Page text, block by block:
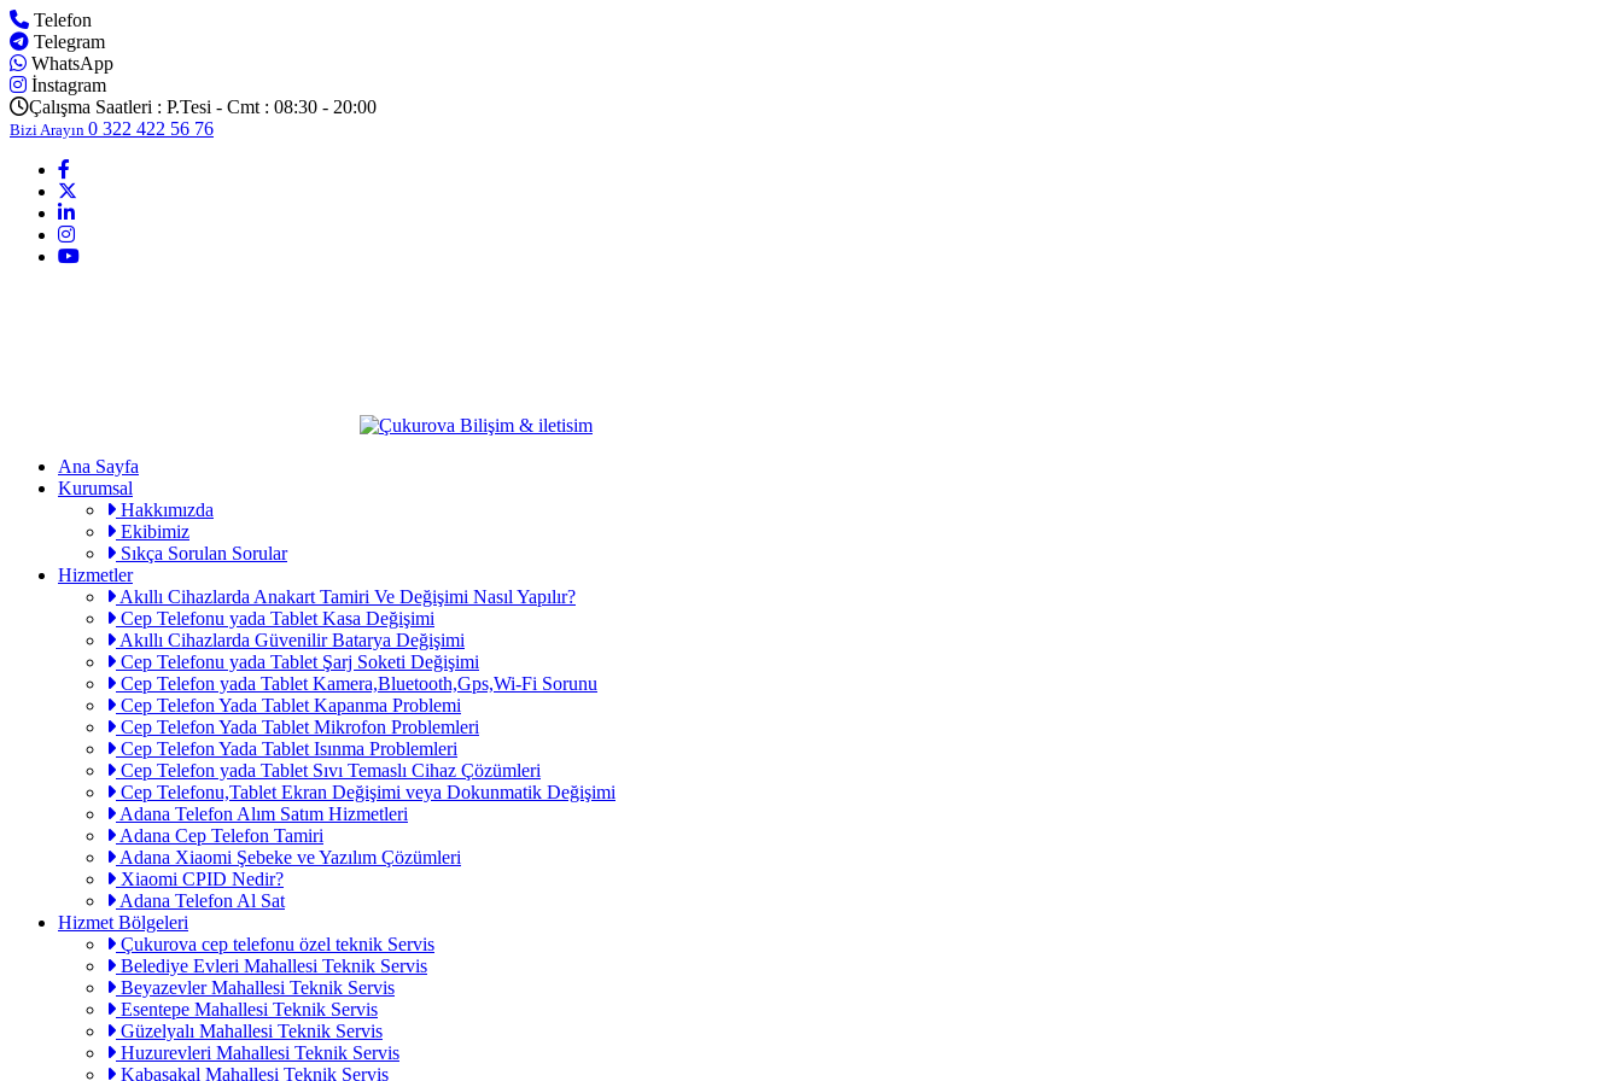
Telefon
Telegram
WhatsApp
İnstagram
Çalışma Saatleri : P.Tesi - Cmt : 08:30 - 20:00
Bizi Arayın 0 322 422 56 76
Ana Sayfa
Kurumsal
Hakkımızda
Ekibimiz
Sıkça Sorulan Sorular
Hizmetler
Akıllı Cihazlarda Anakart Tamiri Ve Değişimi Nasıl Yapılır?
Cep Telefonu yada Tablet Kasa Değişimi
Akıllı Cihazlarda Güvenilir Batarya Değişimi
Cep Telefonu yada Tablet Şarj Soketi Değişimi
Cep Telefon yada Tablet Kamera,Bluetooth,Gps,Wi-Fi Sorunu
Cep Telefon Yada Tablet Kapanma Problemi
Cep Telefon Yada Tablet Mikrofon Problemleri
Cep Telefon Yada Tablet Isınma Problemleri
Cep Telefon yada Tablet Sıvı Temaslı Cihaz Çözümleri
Cep Telefonu,Tablet Ekran Değişimi veya Dokunmatik Değişimi
Adana Telefon Alım Satım Hizmetleri
Adana Cep Telefon Tamiri
Adana Xiaomi Şebeke ve Yazılım Çözümleri
Xiaomi CPID Nedir?
Adana Telefon Al Sat
Hizmet Bölgeleri
Çukurova cep telefonu özel teknik Servis
Belediye Evleri Mahallesi Teknik Servis
Beyazevler Mahallesi Teknik Servis
Esentepe Mahallesi Teknik Servis
Güzelyalı Mahallesi Teknik Servis
Huzurevleri Mahallesi Teknik Servis
Kabasakal Mahallesi Teknik Servis